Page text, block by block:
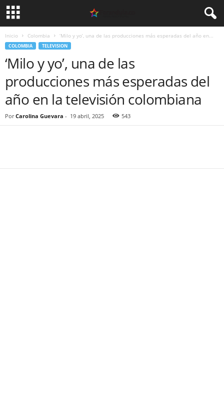
Inicio Colombia ‘Milo y yo’, una de las producciones más esperadas del año en...
COLOMBIA TELEVISION
‘Milo y yo’, una de las
producciones más esperadas del
año en la televisión colombiana
Por Carolina Guevara - 19 abril, 2025 543